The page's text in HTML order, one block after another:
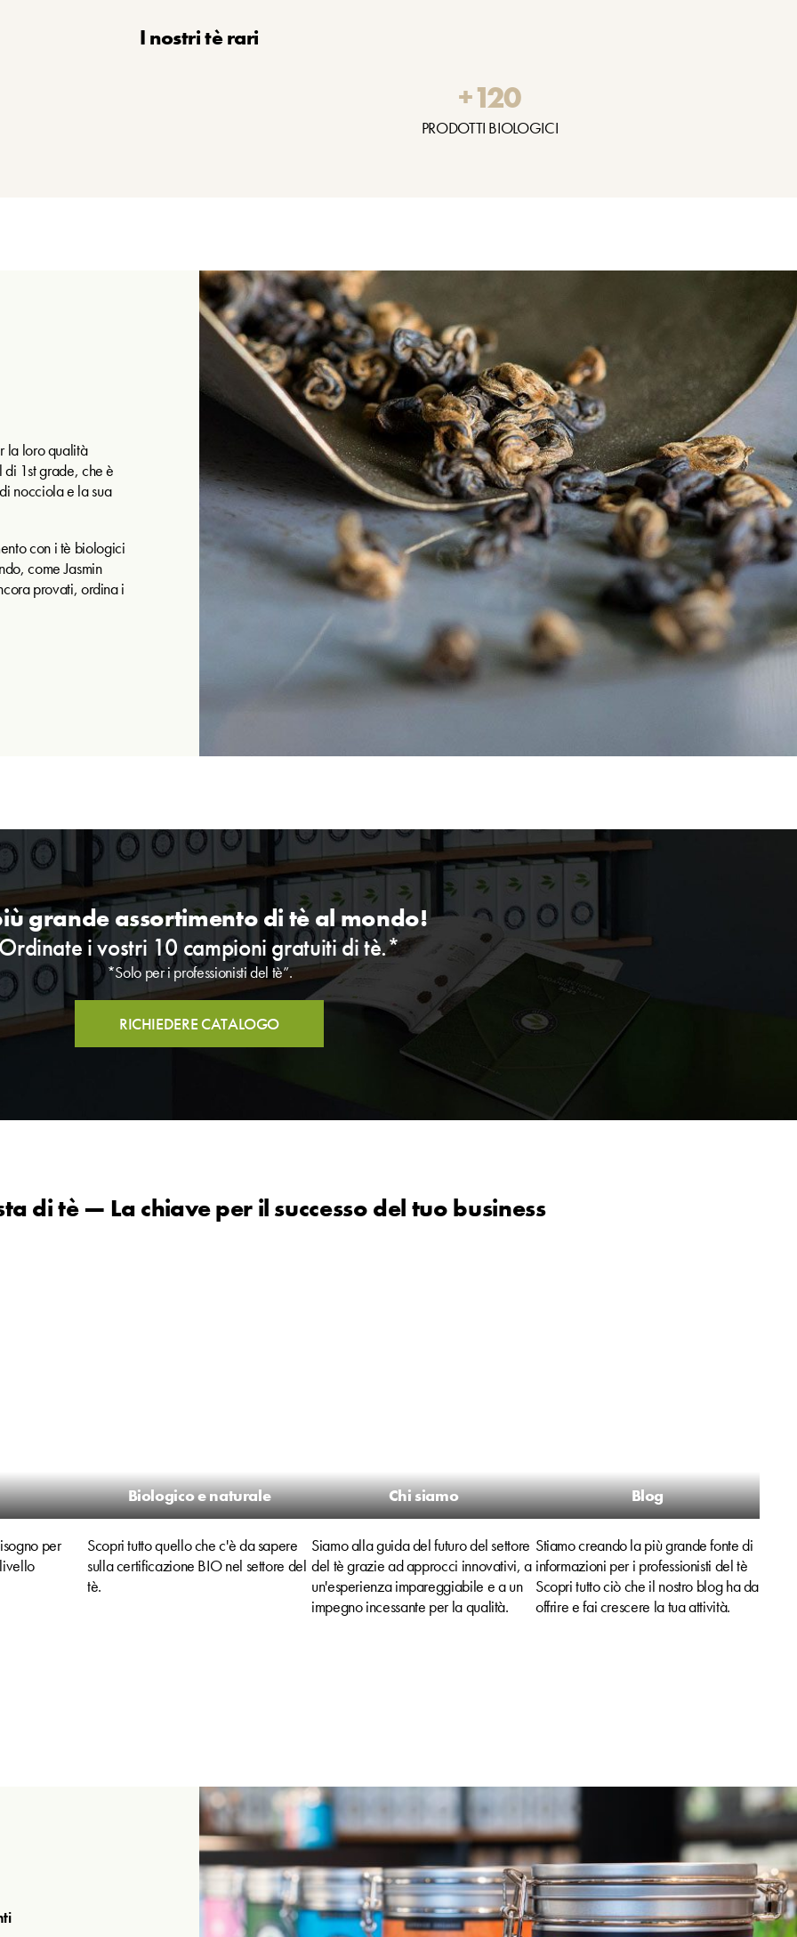
I nostri tè rari
PRODOTTI BIOLOGICI
+120
la loro qualità
di 1st grade, che è
nocciola e la sua
con i tè biologici
come Jasmin
provati, ordina i
grande assortimento di tè al mondo!
i vostri 10 campioni gratuiti di tè.*
*Solo per i professionisti del tè”.
RICHIEDERE CATALOGO
di tè— La chiave per il successo del tuo business
per
Biologico e naturale
Scopri tutto quello che c'è da sapere
sulla certificazione BIO nel settore del
tè.
Chi siamo
Siamo alla guida del futuro del settore
del tè grazie ad approcci innovativi, a
un'esperienza impareggiabile e a un
impegno incessante per la qualità.
Blog
Stiamo creando la più grande fonte di
informazioni per i professionisti del tè
Scopri tutto ciò che il nostro blog ha da
offrire e fai crescere la tua attività.